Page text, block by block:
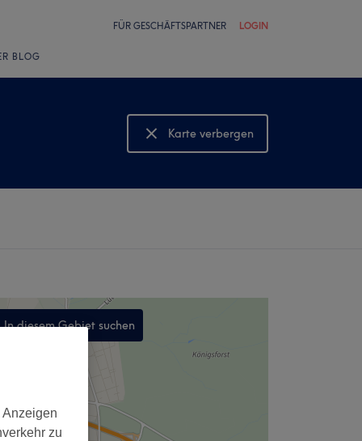
FÜR GESCHÄFTSPARTNER LOGIN
BLOG
Karte verbergen
Karte anzeigen
In diesem Gebiet suchen
zu